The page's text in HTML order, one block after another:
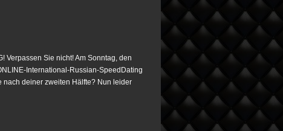
Verpassen Sie nicht! Am Sonntag, den
International-Russian-SpeedDating
nach deiner zweiten Hälfte? Nun leider